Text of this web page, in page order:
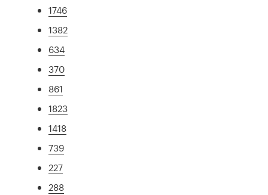
1746
1382
634
370
861
1823
1418
739
227
288